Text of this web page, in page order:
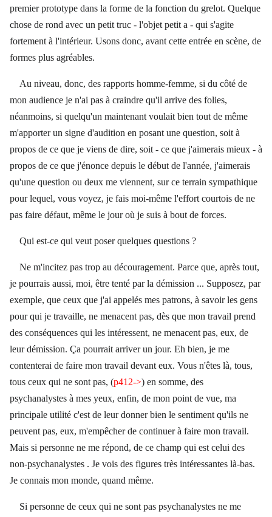
premier prototype dans la forme de la fonction du grelot. Quelque
chose de rond avec un petit truc - l'objet petit a - qui s'agite
fortement à l'intérieur. Usons donc, avant cette entrée en scène, de
formes plus agréables.
Au niveau, donc, des rapports homme-femme, si du côté de
mon audience je n'ai pas à craindre qu'il arrive des folies,
néanmoins, si quelqu'un maintenant voulait bien tout de même
m'apporter un signe d'audition en posant une question, soit à
propos de ce que je viens de dire, soit - ce que j'aimerais mieux - à
propos de ce que j'énonce depuis le début de l'année, j'aimerais
qu'une question ou deux me viennent, sur ce terrain sympathique
pour lequel, vous voyez, je fais moi-même l'effort courtois de ne
pas faire défaut, même le jour où je suis à bout de forces.
Qui est-ce qui veut poser quelques questions ?
Ne m'incitez pas trop au découragement. Parce que, après tout,
je pourrais aussi, moi, être tenté par la démission ... Supposez, par
exemple, que ceux que j'ai appelés mes patrons, à savoir les gens
pour qui je travaille, ne menacent pas, dès que mon travail prend
des conséquences qui les intéressent, ne menacent pas, eux, de
leur démission. Ça pourrait arriver un jour. Eh bien, je me
contenterai de faire mon travail devant eux. Vous n'êtes là, tous,
tous ceux qui ne sont pas, (p412->) en somme, des
psychanalystes à mes yeux, enfin, de mon point de vue, ma
principale utilité c'est de leur donner bien le sentiment qu'ils ne
peuvent pas, eux, m'empêcher de continuer à faire mon travail.
Mais si personne ne me répond, de ce champ qui est celui des
non-psychanalystes . Je vois des figures très intéressantes là-bas.
Je connais mon monde, quand même.
Si personne de ceux qui ne sont pas psychanalystes ne me